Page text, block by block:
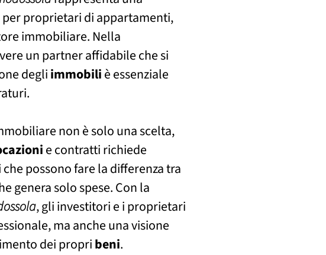
proprietari di appartamenti,
immobiliare. Nella
un partner affidabile che si
degliimmobiliè essenziale
non è solo una scelta,
e contratti richiede
possono fare la differenza tra
genera solo spese. Con la
, gli investitori e i proprietari
ma anche una visione
dei propribeni.